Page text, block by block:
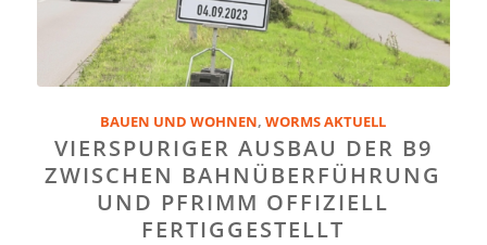
BAUEN UND WOHNEN,WORMS AKTUELL
VIERSPURIGER AUSBAU DER B9
ZWISCHEN BAHNÜBERFÜHRUNG
UND PFRIMM OFFIZIELL
FERTIGGESTELLT